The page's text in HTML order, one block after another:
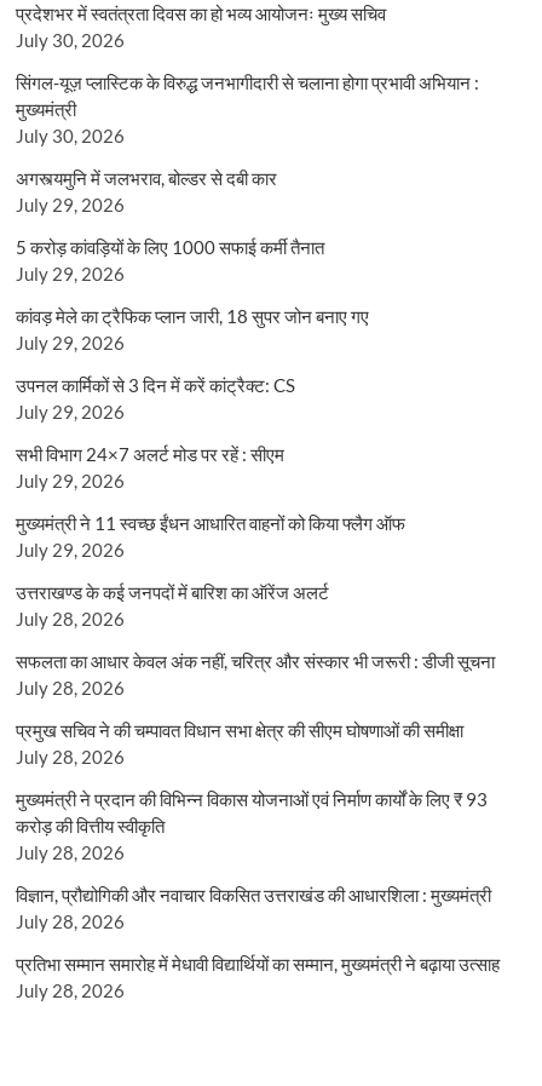
प्रदेशभर में स्वतंत्रता दिवस का हो भव्य आयोजनः मुख्य सचिव
July 30, 2026
सिंगल-यूज़ प्लास्टिक के विरुद्ध जनभागीदारी से चलाना होगा प्रभावी अभियान :
मुख्यमंत्री
July 30, 2026
अगस्त्यमुनि में जलभराव, बोल्डर से दबी कार
July 29, 2026
5 करोड़ कांवड़ियों के लिए 1000 सफाई कर्मी तैनात
July 29, 2026
कांवड़ मेले का ट्रैफिक प्लान जारी, 18 सुपर जोन बनाए गए
July 29, 2026
उपनल कार्मिकों से 3 दिन में करें कांट्रैक्ट: CS
July 29, 2026
सभी विभाग 24×7 अलर्ट मोड पर रहें : सीएम
July 29, 2026
मुख्यमंत्री ने 11 स्वच्छ ईंधन आधारित वाहनों को किया फ्लैग ऑफ
July 29, 2026
उत्तराखण्ड के कई जनपदों में बारिश का ऑरेंज अलर्ट
July 28, 2026
सफलता का आधार केवल अंक नहीं, चरित्र और संस्कार भी जरूरी : डीजी सूचना
July 28, 2026
प्रमुख सचिव ने की चम्पावत विधान सभा क्षेत्र की सीएम घोषणाओं की समीक्षा
July 28, 2026
मुख्यमंत्री ने प्रदान की विभिन्न विकास योजनाओं एवं निर्माण कार्यों के लिए ₹ 93
करोड़ की वित्तीय स्वीकृति
July 28, 2026
विज्ञान, प्रौद्योगिकी और नवाचार विकसित उत्तराखंड की आधारशिला : मुख्यमंत्री
July 28, 2026
प्रतिभा सम्मान समारोह में मेधावी विद्यार्थियों का सम्मान, मुख्यमंत्री ने बढ़ाया उत्साह
July 28, 2026